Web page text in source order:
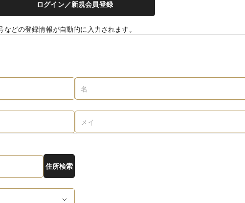
ログイン／新規会員登録
どの登録情報が自動的に入力されます。
住所検索